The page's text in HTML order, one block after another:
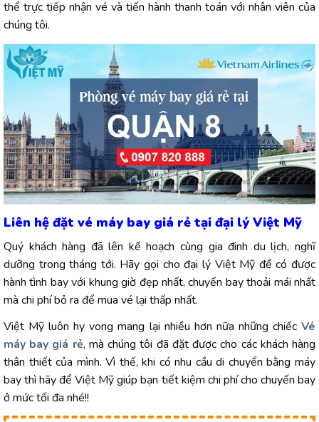
thể trực tiếp nhận vé và tiến hành thanh toán với nhân viên của
chúng tôi.
Liên hệ đặt vé máy bay giá rẻ tại đại lý Việt Mỹ
Quý khách hàng đã lên kế hoạch cùng gia đinh du lịch, nghĩ
dưỡng trong tháng tới. Hãy gọi cho đại lý Việt Mỹ để có được
hành tình bay với khung giờ đẹp nhất, chuyến bay thoải mái nhất
mà chi phí bỏ ra để mua vé lại thấp nhất.
Việt Mỹ luôn hy vong mang lại nhiều hơn nữa những chiếc Vé
máy bay giá rẻ, mà chúng tôi đã đặt được cho các khách hàng
thân thiết của mình. Vì thế, khi có nhu cầu di chuyển bằng máy
bay thì hãy để Việt Mỹ giúp bạn tiết kiệm chi phí cho chuyến bay
ở mức tối đa nhé!!